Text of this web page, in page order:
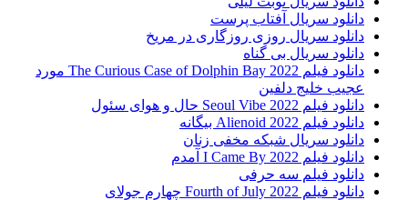
دانلود سریال آفتاب پرست
دانلود سریال روزی روزگاری در مریخ
دانلود سریال بی گناه
دانلود فیلم The Curious Case of Dolphin Bay 2022 مورد
عجیب خلیج دلفین
دانلود فیلم Seoul Vibe 2022 حال و هوای سئول
دانلود فیلم Alienoid 2022 بیگانه
دانلود سریال شبکه مخفی زنان
دانلود فیلم I Came By 2022 آمدم
دانلود فیلم سه حرفی
دانلود فیلم Fourth of July 2022 چهارم جولای